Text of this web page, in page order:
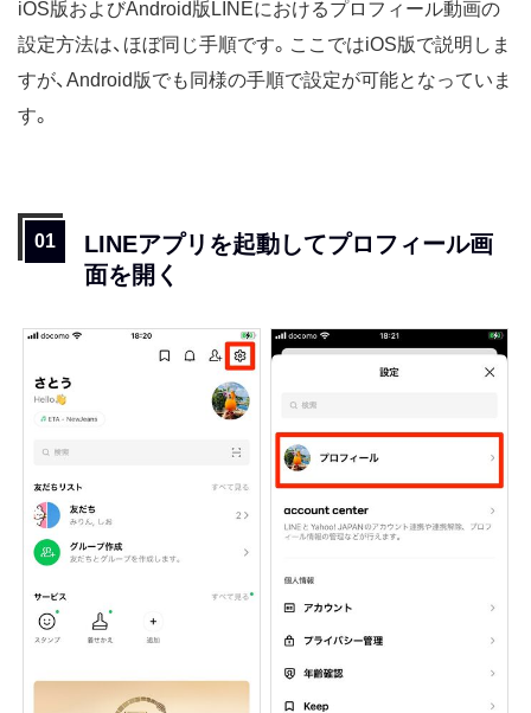
iOS版およびAndroid版LINEにおけるプロフィール動画の
設定方法は、ほぼ同じ手順です。ここではiOS版で説明しま
すが、Android版でも同様の手順で設定が可能となっていま
す。
LINEアプリを起動してプロフィール画
面を開く